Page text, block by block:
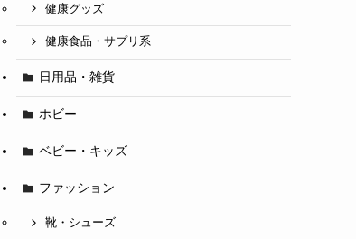
健康グッズ
健康食品・サプリ系
日用品・雑貨
ホビー
ベビー・キッズ
ファッション
靴・シューズ